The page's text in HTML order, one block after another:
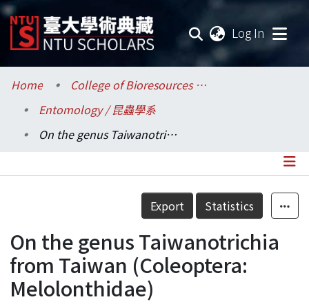
Log In
Communities & Collections
Research Outputs
Statistics
Home
College of Bioresources and Agriculture / 生物資源暨農學院
Entomology / 昆蟲學系
On the genus Taiwanotrichia from Taiwan (Coleoptera: Melolonthidae)
Details
Export Statistics
On the genus Taiwanotrichia
from Taiwan (Coleoptera:
Melolonthidae)